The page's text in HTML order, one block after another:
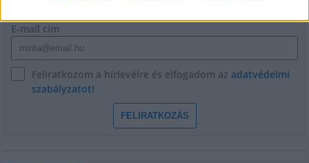
E-mail cím
Feliratkozom a hírlevélre és elfogadom az adatvédelmi
szabályzatot!
FELIRATKOZÁS